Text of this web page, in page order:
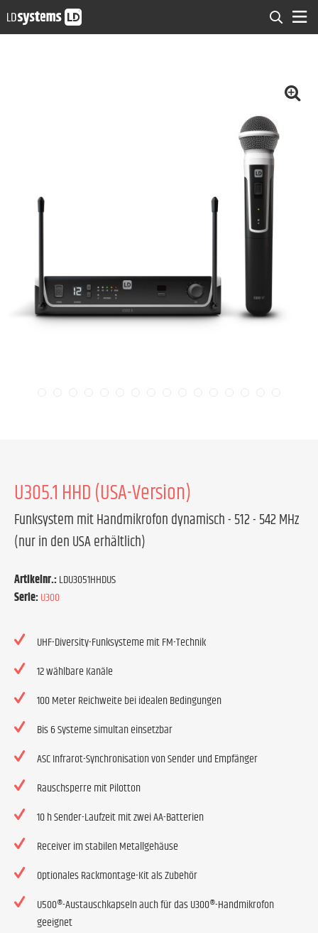
U305.1 HHD (USA-Version)
Funksystem mit Handmikrofon dynamisch - 512 - 542 MHz
(nur in den USA erhältlich)
Artikelnr.:LDU3051HHDUS
Serie:U300
UHF-Diversity-Funksysteme mit FM-Technik
12 wählbare Kanäle
100 Meter Reichweite bei idealen Bedingungen
Bis 6 Systeme simultan einsetzbar
ASC Infrarot-Synchronisation von Sender und Empfänger
Rauschsperre mit Pilotton
10 h Sender-Laufzeit mit zwei AA-Batterien
Receiver im stabilen Metallgehäuse
Optionales Rackmontage-Kit als Zubehör
U500®-Austauschkapseln auch für das U300®-Handmikrofon
geeignet